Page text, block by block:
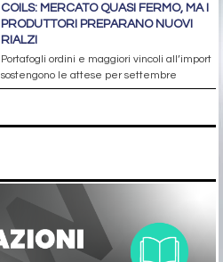
COILS: MERCATO QUASI FERMO, MA I
PRODUTTORI PREPARANO NUOVI
RIALZI
Portafogli ordini e maggiori vincoli all’import
sostengono le attese per settembre